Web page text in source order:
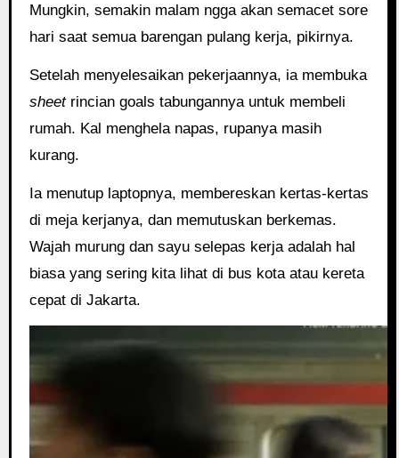
Mungkin, semakin malam ngga akan semacet sore
hari saat semua barengan pulang kerja, pikirnya.
Setelah menyelesaikan pekerjaannya, ia membuka
sheetrincian goals tabungannya untuk membeli
rumah. Kal menghela napas, rupanya masih
kurang.
Ia menutup laptopnya, membereskan kertas-kertas
di meja kerjanya, dan memutuskan berkemas.
Wajah murung dan sayu selepas kerja adalah hal
biasa yang sering kita lihat di bus kota atau kereta
cepat di Jakarta.